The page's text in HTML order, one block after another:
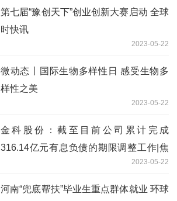
第七届“豫创天下”创业创新大赛启动 全球
时快讯
2023-05-22
微动态丨国际生物多样性日 感受生物多
样性之美
2023-05-22
金科股份：截至目前公司累计完成
316.14亿元有息负债的期限调整工作|焦
2023-05-22
河南“兜底帮扶”毕业生重点群体就业 环球